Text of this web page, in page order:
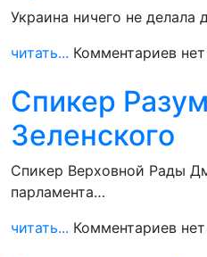
Украина ничего не
читать... Комментариев нет
Спикер
Зеленского
Спикер Верховной Рады
парламента…
читать... Комментариев нет